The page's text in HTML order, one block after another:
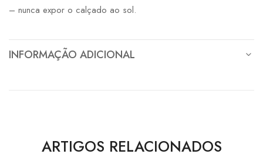
– nunca expor o calçado ao sol.
INFORMAÇÃO ADICIONAL
ARTIGOS RELACIONADOS